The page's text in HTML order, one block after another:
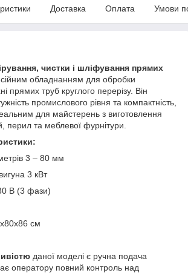
Доставка Оплата Умови
чистки і шліфування прямих
обладнанням для обробки
прямих труб круглого перерізу. Він
промислового рівня та компактність,
для майстерень з виготовлення
перил та меблевої фурнітури.
3 – 80 мм
3 кВт
В (3 фази)
см
даної моделі є ручна подача
оператору повний контроль над